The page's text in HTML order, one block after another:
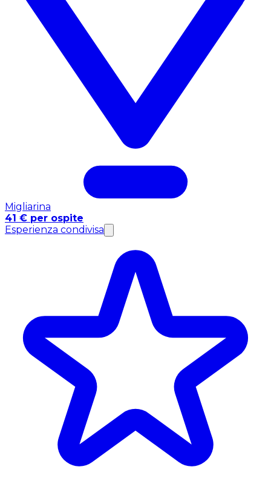
Migliarina
41 € per ospite
Esperienza condivisa